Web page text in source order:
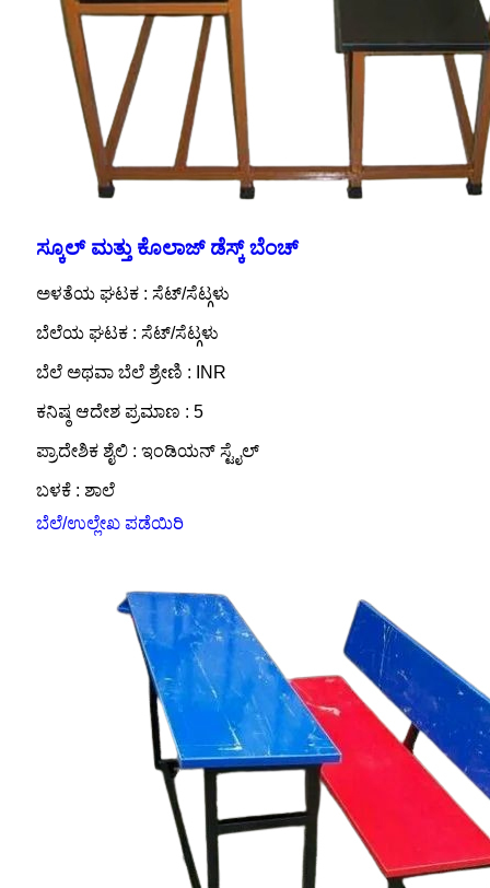
ಸ್ಕೂಲ್ ಮತ್ತು ಕೊಲಾಜ್ ಡೆಸ್ಕ್ ಬೆಂಚ್
ಅಳತೆಯ ಘಟಕ : ಸೆಟ್/ಸೆಟ್ಗಳು
ಬೆಲೆಯ ಘಟಕ : ಸೆಟ್/ಸೆಟ್ಗಳು
ಬೆಲೆ ಅಥವಾ ಬೆಲೆ ಶ್ರೇಣಿ : INR
ಕನಿಷ್ಠ ಆದೇಶ ಪ್ರಮಾಣ : 5
ಪ್ರಾದೇಶಿಕ ಶೈಲಿ : ಇಂಡಿಯನ್ ಸ್ಟೈಲ್
ಬಳಕೆ : ಶಾಲೆ
ಬೆಲೆ/ಉಲ್ಲೇಖ ಪಡೆಯಿರಿ